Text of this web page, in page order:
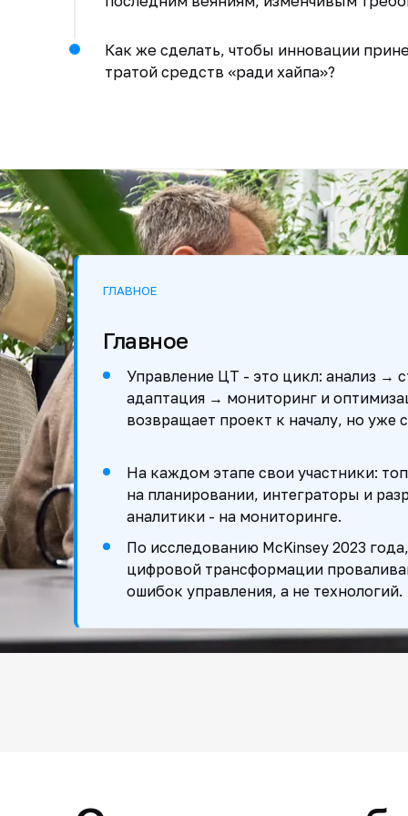
Как же сделать, чтобы инновации
тратой средств «ради хайпа»?
ГЛАВНОЕ
Главное
Управление ЦТ - это цикл: анализ →
адаптация → мониторинг и
возвращает проект к началу, но
На каждом этапе свои участники:
на планировании, интеграторы и
аналитики - на мониторинге.
По исследованию McKinsey 2023
цифровой трансформации
ошибок управления, а не технологий.